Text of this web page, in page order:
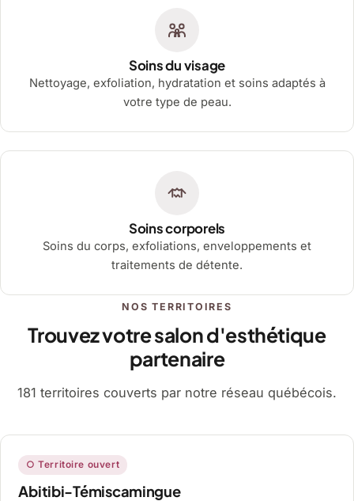
Soins du visage
Nettoyage, exfoliation, hydratation et soins adaptés à
votre type de peau.
Soins corporels
Soins du corps, exfoliations, enveloppements et
traitements de détente.
NOS TERRITOIRES
Trouvez votre salon d'esthétique
partenaire
181 territoires couverts par notre réseau québécois.
○ Territoire ouvert
Abitibi-Témiscamingue